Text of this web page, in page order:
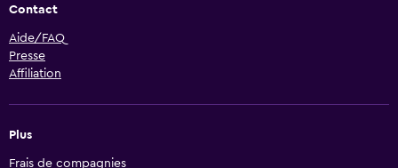
Contact
Aide/FAQ
Presse
Affiliation
Plus
Frais de compagnies